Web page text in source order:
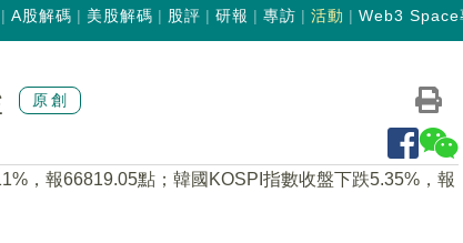
A股解碼 美股解碼 股評 研報 專訪 活動 Web3 Space
原創
，報66819.05點；韓國KOSPI指數收盤下跌5.35%，報